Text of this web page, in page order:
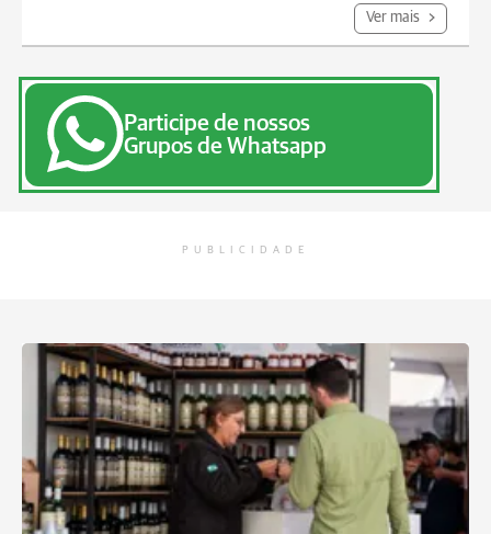
Ver mais
Participe de nossos
Grupos de Whatsapp
PUBLICIDADE